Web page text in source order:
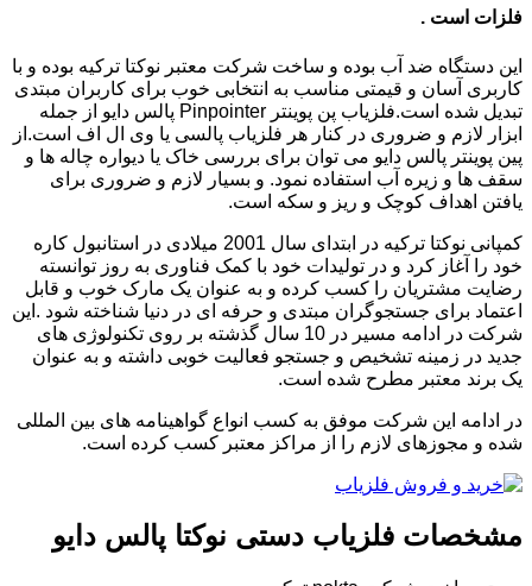
فلزات است .
این دستگاه ضد آب بوده و ساخت شرکت معتبر نوکتا ترکیه بوده و با
کاربری آسان و قیمتی مناسب به انتخابی خوب برای کاربران مبتدی
تبدیل شده است.فلزیاب پن پوینتر Pinpointer پالس دایو از جمله
ابزار لازم و ضروری در کنار هر فلزیاب پالسی یا وی ال اف است.از
پین پوینتر پالس دایو می توان برای بررسی خاک یا دیواره چاله ها و
سقف ها و زیره آب استفاده نمود. و بسیار لازم و ضروری برای
یافتن اهداف کوچک و ریز و سکه است.
کمپانی نوکتا ترکیه در ابتدای سال 2001 میلادی در استانبول کاره
خود را آغاز کرد و در تولیدات خود با کمک فناوری به روز توانسته
رضایت مشتریان را کسب کرده و به عنوان یک مارک خوب و قابل
اعتماد برای جستجوگران مبتدی و حرفه ای در دنیا شناخته شود .این
شرکت در ادامه مسیر در 10 سال گذشته بر روی تکنولوژی های
جدید در زمینه تشخیص و جستجو فعالیت خوبی داشته و به عنوان
یک برند معتبر مطرح شده است.
در ادامه این شرکت موفق به کسب انواع گواهینامه های بین المللی
شده و مجوزهای لازم را از مراکز معتبر کسب کرده است.
مشخصات فلزیاب دستی نوکتا پالس دایو